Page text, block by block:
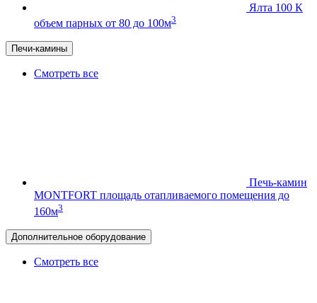
Ялта 100 К
объем парных от 80 до 100м3
Печи-камины
Смотреть все
Печь-камин
MONTFORT площадь отапливаемого помещения до
160м3
Дополнительное оборудование
Смотреть все